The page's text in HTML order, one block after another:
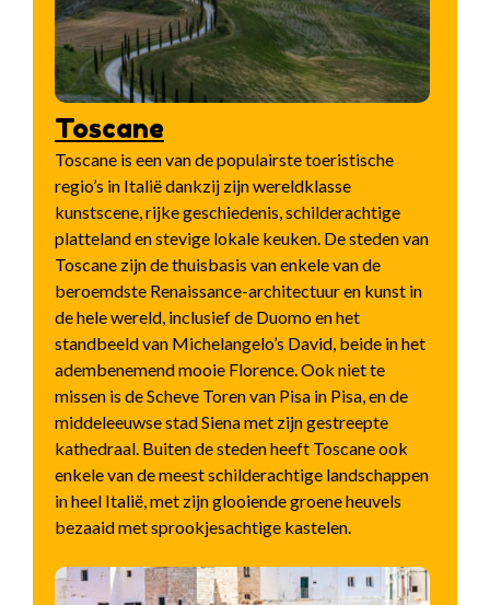
Toscane
Toscane is een van de populairste toeristische
regio’s in Italië dankzij zijn wereldklasse
kunstscene, rijke geschiedenis, schilderachtige
platteland en stevige lokale keuken. De steden van
Toscane zijn de thuisbasis van enkele van de
beroemdste Renaissance-architectuur en kunst in
de hele wereld, inclusief de Duomo en het
standbeeld van Michelangelo’s David, beide in het
adembenemend mooie Florence. Ook niet te
missen is de Scheve Toren van Pisa in Pisa, en de
middeleeuwse stad Siena met zijn gestreepte
kathedraal. Buiten de steden heeft Toscane ook
enkele van de meest schilderachtige landschappen
in heel Italië, met zijn glooiende groene heuvels
bezaaid met sprookjesachtige kastelen.